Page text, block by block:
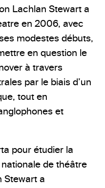
Lachlan Stewart a
en 2006, avec
modestes débuts,
en question le
à travers
par le biais d’un
tout en
et
pour étudier la
de théâtre
Stewart a